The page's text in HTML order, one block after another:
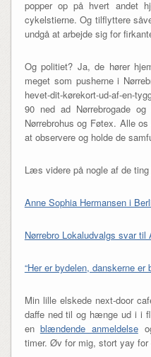
popper op på hvert andet
cykelstierne. Og tilflyttere
undgå at arbejde sig for
Og politiet? Ja, de hører
meget som pusherne i
hevet-dit-kørekort-ud-af-en-
90 ned ad Nørrebrogade
Nørrebrohus og Føtex. Alle
at observere og holde de
Læs videre på nogle af de
Anne Sophia Hermansen i
Nørrebro Lokaludvalgs svar til
“Her er bydelen, danskerne er
Min lille elskede next-door
daffe ned til og hænge ud i i
en blændende anmeldelse
timer. Øv for mig, stort yay for